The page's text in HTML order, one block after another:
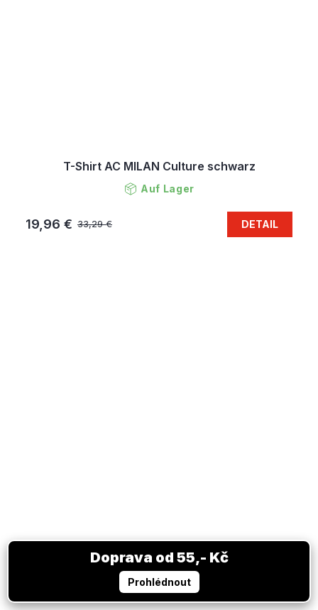
T-Shirt AC MILAN Culture schwarz
Auf Lager
33,29 €
19,96 € DETAIL